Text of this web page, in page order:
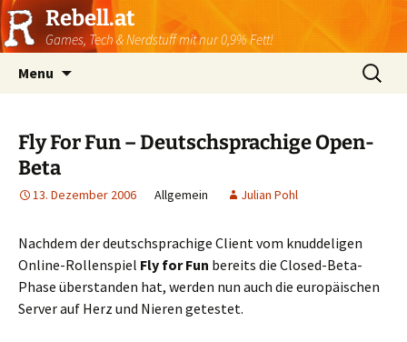
Rebell.at
Games, Tech & Nerdstuff mit nur 0,9% Fett!
Menu
Suchen
nach:
Fly For Fun – Deutschsprachige Open-
Beta
13. Dezember 2006 Allgemein Julian Pohl
Nachdem der deutschsprachige Client vom knuddeligen
Online-Rollenspiel Fly for Fun bereits die Closed-Beta-
Phase überstanden hat, werden nun auch die europäischen
Server auf Herz und Nieren getestet.